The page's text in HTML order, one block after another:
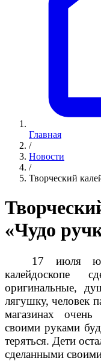
Главная
/
Новости
/
Творческий
«Чудо
17 июля
калейдоскопе
оригинальные,
лягушку, человек
магазинах
своими руками
теряться. Дети
сделанными